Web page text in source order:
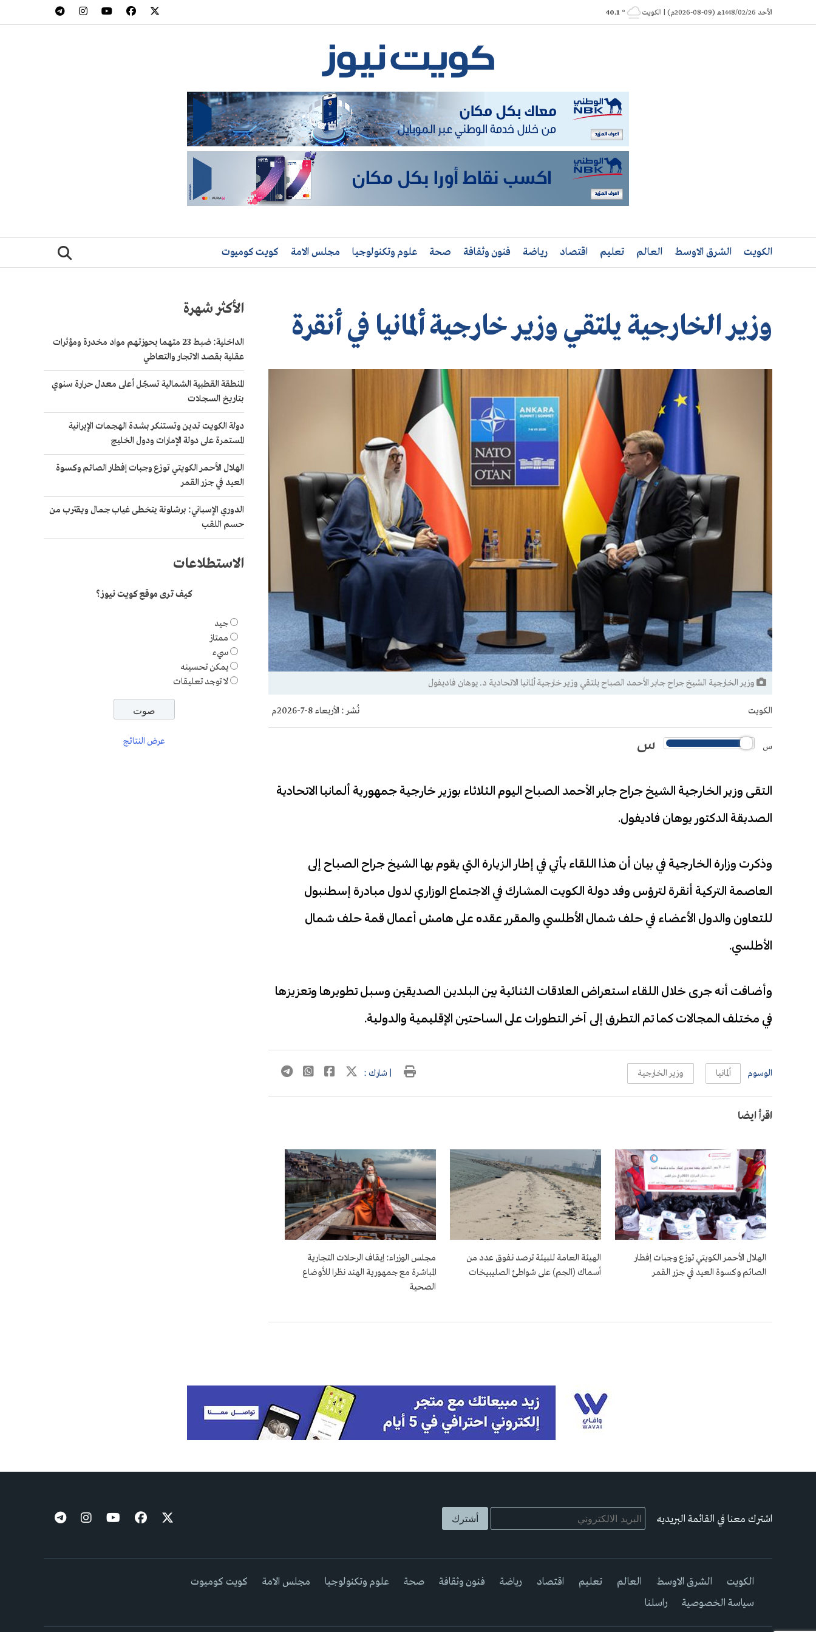
to
الأحد 1448/02/26هـ (09-08-2026م) | الكويت ° 40.1
الكويت الشرق الاوسط العالم تعليم اقتصاد رياضة فنون وثقافة صحة علوم وتكنولوجيا مجلس الامة كويت كوميوت
وزير الخارجية يلتقي وزير خارجية ألمانيا في أنقرة
وزير الخارجية الشيخ جراح جابر الأحمد الصباح يلتقي وزير خارجية ألمانيا الاتحادية د. يوهان فاديفول
الكويت نُشر : الأربعاء 8-7-2026م
س س
‏التقى وزير الخارجية الشيخ جراح جابر الأحمد الصباح اليوم الثلاثاء بوزير خارجية جمهورية ألمانيا الاتحادية
الصديقة الدكتور يوهان فاديفول.
وذكرت وزارة الخارجية في بيان أن هذا اللقاء يأتي في إطار الزيارة التي يقوم بها الشيخ جراح الصباح إلى
العاصمة التركية أنقرة لترؤس وفد دولة الكويت المشارك في الاجتماع الوزاري لدول مبادرة إسطنبول
للتعاون والدول الأعضاء في حلف شمال الأطلسي والمقرر عقده على هامش أعمال قمة حلف شمال
الأطلسي.
وأضافت أنه جرى خلال اللقاء استعراض العلاقات الثنائية بين البلدين الصديقين وسبل تطويرها وتعزيزها
في مختلف المجالات كما تم التطرق إلى آخر التطورات على الساحتين الإقليمية والدولية.
الوسوم ألمانيا وزير الخارجية | شارك :
اقرأ ايضا
الهلال الأحمر الكويتي توزع وجبات إفطار
الصائم وكسوة العيد في جزر القمر
الهيئة العامة للبيئة ترصد نفوق عدد من
أسماك (الجم) على شواطئ الصليبيخات
مجلس الوزراء: إيقاف الرحلات التجارية
المباشرة مع جمهورية الهند نظرا للأوضاع
الصحية
الأكثر شهرة
الداخلية: ضبط 23 متهما بحوزتهم مواد مخدرة ومؤثرات
عقلية بقصد الاتجار والتعاطي
المنطقة القطبية الشمالية تسجّل أعلى معدل حرارة سنوي
بتاريخ السجلات
دولة الكويت تدين وتستنكر بشدة الهجمات الإيرانية
المستمرة على دولة الإمارات ودول الخليج
الهلال الأحمر الكويتي توزع وجبات إفطار الصائم وكسوة
العيد في جزر القمر
الدوري الإسباني: برشلونة يتخطى غياب جمال ويقترب من
حسم اللقب
الاستطلاعات
كيف ترى موقع كويت نيوز؟
جيد
ممتاز
سيء
يمكن تحسينه
لا توجد تعليقات
عرض النتائج
اشترك معنا في القائمة البريديه
الكويت الشرق الاوسط العالم تعليم اقتصاد رياضة فنون وثقافة صحة علوم وتكنولوجيا مجلس الامة
كويت كوميوت
سياسة الخصوصية
راسلنا